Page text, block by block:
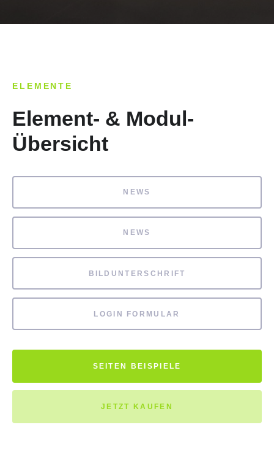
ELEMENTE
Element- & Modul-
Übersicht
NEWS
NEWS
BILDUNTERSCHRIFT
LOGIN FORMULAR
SEITEN BEISPIELE
JETZT KAUFEN